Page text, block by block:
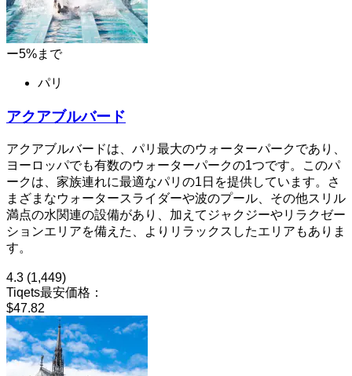
ー5%まで
パリ
アクアブルバード
アクアブルバードは、パリ最大のウォーターパークであり、
ヨーロッパでも有数のウォーターパークの1つです。このパ
ークは、家族連れに最適なパリの1日を提供しています。さ
まざまなウォータースライダーや波のプール、その他スリル
満点の水関連の設備があり、加えてジャクジーやリラクゼー
ションエリアを備えた、よりリラックスしたエリアもありま
す。
4.3 (1,449)
Tiqets最安価格：
$47.82